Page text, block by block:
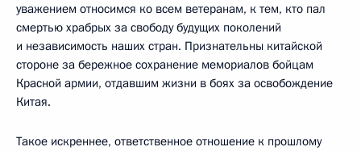
уважением относимся ко всем ветеранам, к тем, кто пал
смертью храбрых за свободу будущих поколений
и независимость наших стран. Признательны китайской
стороне за бережное сохранение мемориалов бойцам
Красной армии, отдавшим жизни в боях за освобождение
Китая.
Такое искреннее, ответственное отношение к прошлому